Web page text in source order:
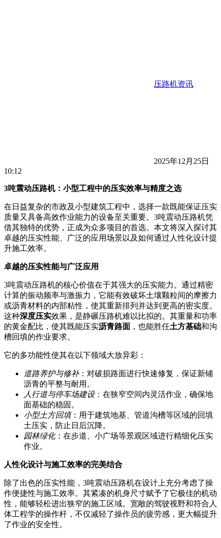
压路机资讯
2025年12月25日
10:12
3吨震动压路机：小型工程中的压实效率与精度之选
在日益复杂的市政及小型建筑工程中，选择一款既能保证压实
质量又具备高效作业能力的设备至关重要。3吨震动压路机凭
借其独特的优势，正成为众多项目的首选。本文将深入探讨其
卓越的压实性能、广泛的应用场景以及如何通过人性化设计提
升施工效率。
卓越的压实性能与广泛应用
3吨震动压路机的核心价值在于其强大的压实能力。通过精密
计算的振动频率与激振力，它能有效破坏土壤颗粒间的摩擦力
或沥青材料的内部粘性，使其重新排列并达到更高的密实度。
这种深度压实效果，是静碾压路机难以比拟的。其重量和功率
的黄金配比，使其既能压实沥青路面 ，也能胜任土方基础和沟
槽回填的作业要求。
它的多功能性使其在以下领域大放异彩：
道路养护与修补：对破损路面进行快速修复，保证新铺
沥青的平整与耐用。
人行道与停车场建设：在狭窄空间内灵活作业，确保地
面基础的稳固。
小型土方回填：用于建筑地基、管道沟槽等区域的回填
土压实，防止日后沉降。
园林绿化：在步道、小广场等景观区域进行精细化压实
作业。
人性化设计与施工效率的完美结合
除了出色的压实性能，3吨震动压路机在设计上充分考虑了操
作便捷性与施工效率。其紧凑的机身尺寸赋予了它极佳的机动
性，能够轻松进出狭窄的施工区域。宽敞的驾驶视野和符合人
体工程学的操作杆，不仅减轻了操作员的疲劳感，更大幅提升
了作业的安全性。